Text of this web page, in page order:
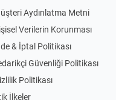
Aydınlatma Metni
Verilerin Korunması
& İptal Politikası
Güvenliği Politikası
Politikası
İlkeler